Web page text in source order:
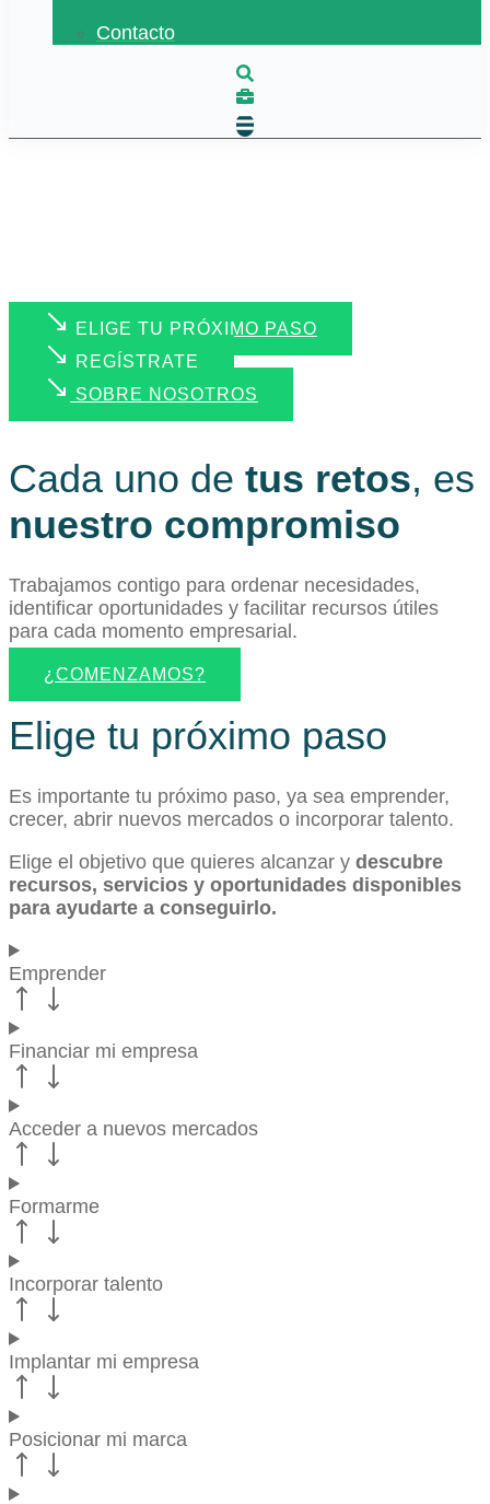
Contacto
ELIGE TU PRÓXIMO PASO
REGÍSTRATE
SOBRE NOSOTROS
Cada uno de tus retos, es
nuestro compromiso
Trabajamos contigo para ordenar necesidades,
identificar oportunidades y facilitar recursos útiles
para cada momento empresarial.
¿COMENZAMOS?
Elige tu próximo paso
Es importante tu próximo paso, ya sea emprender,
crecer, abrir nuevos mercados o incorporar talento.
Elige el objetivo que quieres alcanzar y descubre
recursos, servicios y oportunidades disponibles
para ayudarte a conseguirlo.
Emprender
Financiar mi empresa
Acceder a nuevos mercados
Formarme
Incorporar talento
Implantar mi empresa
Posicionar mi marca